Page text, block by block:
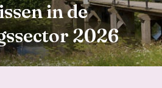
in de
2026